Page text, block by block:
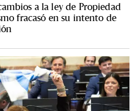
a la ley de Propiedad
fracasó en su intento de